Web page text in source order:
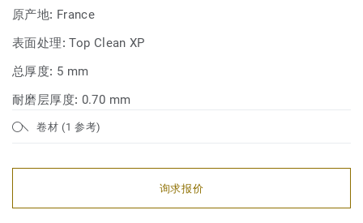
原产地: France
表面处理:Top Clean XP
总厚度: 5 mm
耐磨层厚度: 0.70 mm
卷材 (1 参考)
询求报价